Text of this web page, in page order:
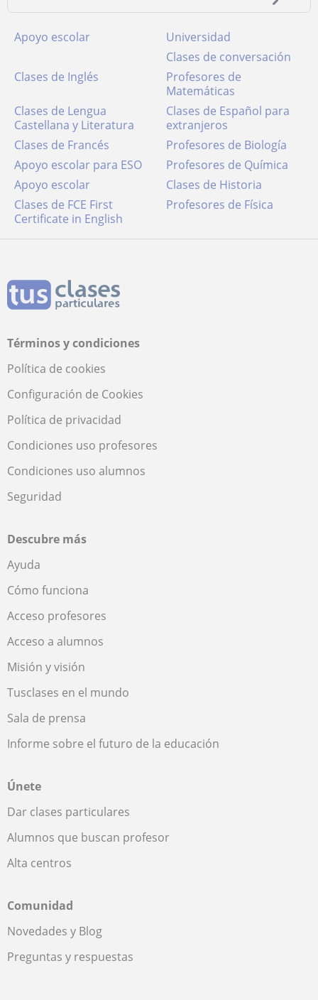
Apoyo escolar
Universidad
Clases de conversación
Clases de Inglés
Profesores de
Matemáticas
Clases de Lengua
Castellana y Literatura
Clases de Español para
extranjeros
Clases de Francés
Profesores de Biología
Apoyo escolar para ESO
Profesores de Química
Apoyo escolar
Clases de Historia
Clases de FCE First
Certificate in English
Profesores de Física
Términos y condiciones
Política de cookies
Configuración de Cookies
Política de privacidad
Condiciones uso profesores
Condiciones uso alumnos
Seguridad
Descubre más
Ayuda
Cómo funciona
Acceso profesores
Acceso a alumnos
Misión y visión
Tusclases en el mundo
Sala de prensa
Informe sobre el futuro de la educación
Únete
Dar clases particulares
Alumnos que buscan profesor
Alta centros
Comunidad
Novedades y Blog
Preguntas y respuestas